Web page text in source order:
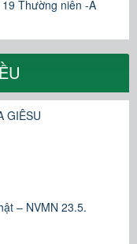
Thường niên -A
GIÊSU
– NVMN 23.5.